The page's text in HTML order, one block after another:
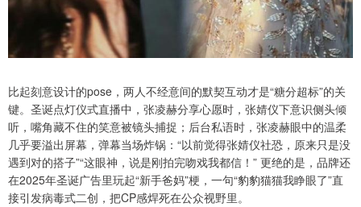
比起刻意设计的pose，两人不经意间的默契互动才是“糖分超标”的关
键。圣诞点灯仪式直播中，张凌赫分享心愿时，张婧仪下意识侧头倾
听，嘴角藏不住的笑意被镜头捕捉；后台私语时，张凌赫眼中的温柔
几乎要溢出屏幕，弹幕当场炸锅：“以前觉得张婧仪社恐，原来只是没
遇到对的搭子”“这眼神，说是刚拍完吻戏我都信！” 更绝的是，品牌还
在2025年圣诞广告里玩起“新手爸妈”梗，一句“豹豹猫猫我睁眼了”直
接引发病毒式二创，把CP感焊死在公众视野里。